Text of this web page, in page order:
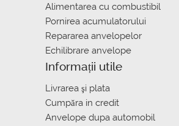
Alimentarea cu combustibil
Pornirea acumulatorului
Repararea anvelopelor
Echilibrare anvelope
Informații utile
Livrarea şi plata
Сumpăra in credit
Anvelope dupa automobil